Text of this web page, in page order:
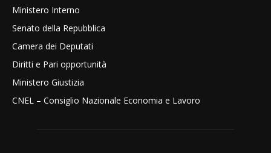
Ministero Interno
Senato della Repubblica
Camera dei Deputati
Diritti e Pari opportunità
Ministero Giustizia
CNEL – Consiglio Nazionale Economia e Lavoro